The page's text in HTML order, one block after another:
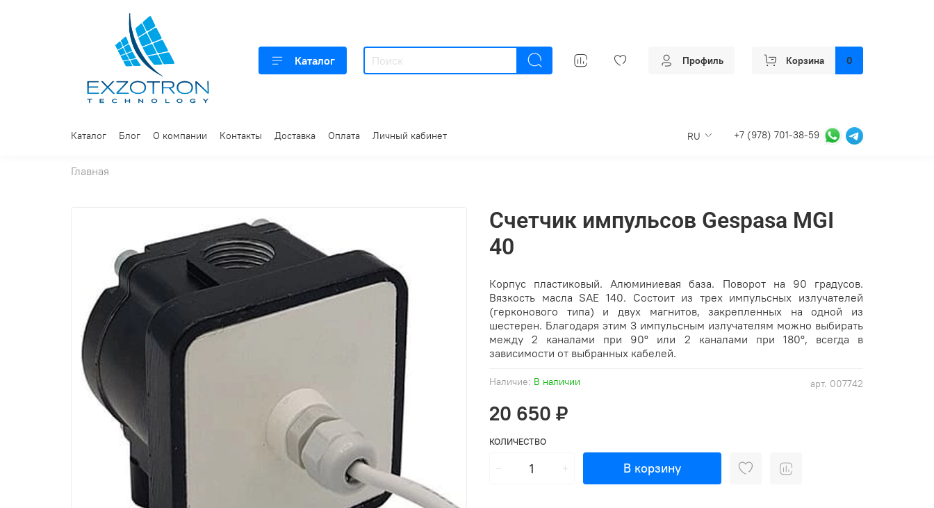
Каталог Профиль Корзина 0
Каталог Блог О компании Контакты Доставка Оплата Личный кабинет RU +7 (978) 701-38-59
Главная
арт. 007742
Наличие: В наличии
Счетчик импульсов Gespasa MGI
40
20 650 ₽
КОЛИЧЕСТВО
В корзину
Корпус пластиковый. Алюминиевая база. Поворот на 90 градусов.
Вязкость масла SAE 140. Состоит из трех импульсных излучателей
(герконового типа) и двух магнитов, закрепленных на одной из
шестерен. Благодаря этим 3 импульсным излучателям можно выбирать
между 2 каналами при 90º или 2 каналами при 180º, всегда в
зависимости от выбранных кабелей.